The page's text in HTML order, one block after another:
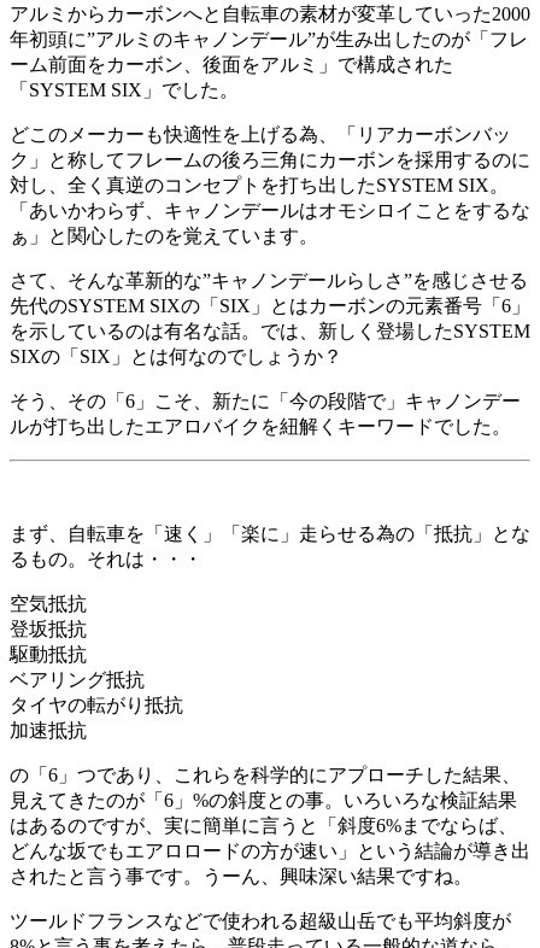
アルミからカーボンへと自転車の素材が変革していった2000
年初頭に”アルミのキャノンデール”が生み出したのが「フレ
ーム前面をカーボン、後面をアルミ」で構成された
「SYSTEM SIX」でした。
どこのメーカーも快適性を上げる為、「リアカーボンバッ
ク」と称してフレームの後ろ三角にカーボンを採用するのに
対し、全く真逆のコンセプトを打ち出したSYSTEM SIX。
「あいかわらず、キャノンデールはオモシロイことをするな
ぁ」と関心したのを覚えています。
さて、そんな革新的な”キャノンデールらしさ”を感じさせる
先代のSYSTEM SIXの「SIX」とはカーボンの元素番号「6」
を示しているのは有名な話。では、新しく登場したSYSTEM
SIXの「SIX」とは何なのでしょうか？
そう、その「6」こそ、新たに「今の段階で」キャノンデー
ルが打ち出したエアロバイクを紐解くキーワードでした。
まず、自転車を「速く」「楽に」走らせる為の「抵抗」とな
るもの。それは・・・
空気抵抗
登坂抵抗
駆動抵抗
ベアリング抵抗
タイヤの転がり抵抗
加速抵抗
の「6」つであり、これらを科学的にアプローチした結果、
見えてきたのが「6」%の斜度との事。いろいろな検証結果
はあるのですが、実に簡単に言うと「斜度6%までならば、
どんな坂でもエアロロードの方が速い」という結論が導き出
されたと言う事です。うーん、興味深い結果ですね。
ツールドフランスなどで使われる超級山岳でも平均斜度が